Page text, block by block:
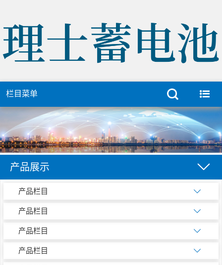
栏目菜单
产品展示
产品栏目
产品栏目
产品栏目
产品栏目